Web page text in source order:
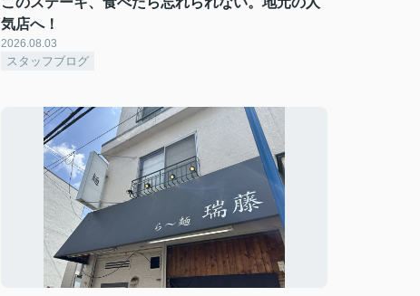
気店へ！
2026.08.03
スタッフブログ